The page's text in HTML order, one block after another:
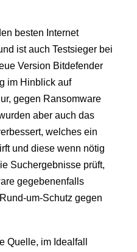
besten Internet
ist auch Testsieger bei
Version Bitdefender
im Hinblick auf
gegen Ransomware
aber auch das
welches ein
und diese wenn nötig
Suchergebnisse prüft,
gegebenenfalls
um-Schutz gegen
Quelle, im Idealfall